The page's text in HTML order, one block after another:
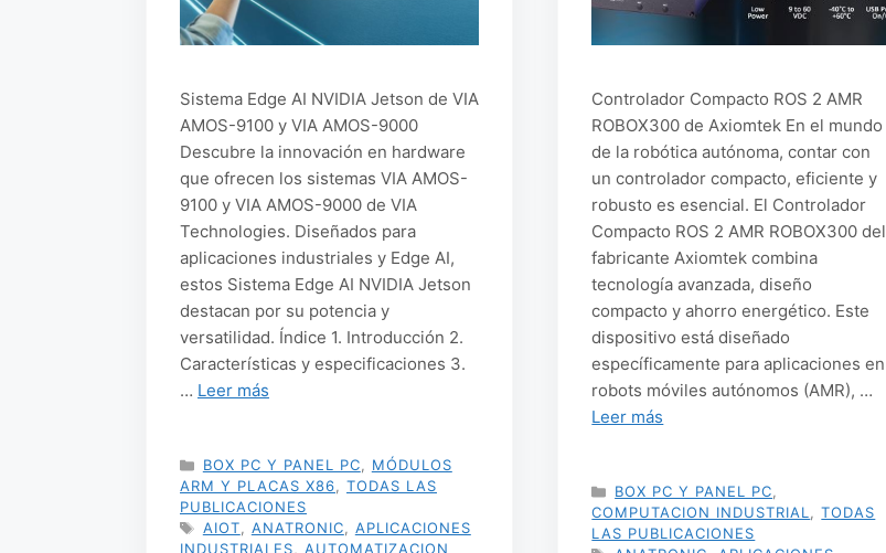
Sistema Edge AI NVIDIA Jetson de VIA
AMOS-9100 y VIA AMOS-9000
Descubre la innovación en hardware
que ofrecen los sistemas VIA AMOS-
9100 y VIA AMOS-9000 de VIA
Technologies. Diseñados para
aplicaciones industriales y Edge AI,
estos Sistema Edge AI NVIDIA Jetson
destacan por su potencia y
versatilidad. Índice 1. Introducción 2.
Características y especificaciones 3.
… Leer más
CATEGORÍAS
BOX PC Y PANEL PC
MÓDULOS
ARM Y PLACAS X86
TODAS LAS
PUBLICACIONES
ETIQUETAS
AIOT ANATRONIC
APLICACIONES
INDUSTRIALES
AUTOMATIZACION
Controlador Compacto ROS 2 AMR
ROBOX300 de Axiomtek En el mundo
de la robótica autónoma, contar con
un controlador compacto, eficiente y
robusto es esencial. El Controlador
Compacto ROS 2 AMR ROBOX300 del
fabricante Axiomtek combina
tecnología avanzada, diseño
compacto y ahorro energético. Este
dispositivo está diseñado
específicamente para aplicaciones en
robots móviles autónomos (AMR), …
Leer más
CATEGORÍAS
BOX PC Y PANEL PC
COMPUTACION INDUSTRIAL
,TODAS
LAS PUBLICACIONES